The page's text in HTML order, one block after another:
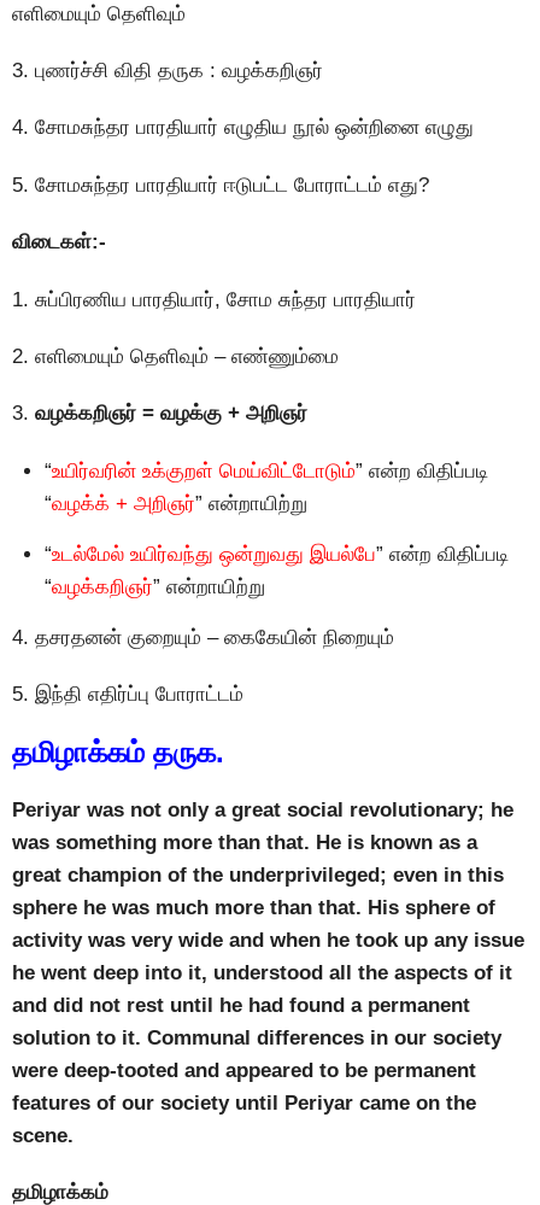
எளிமையும் தெளிவும்
3. புணர்ச்சி விதி தருக : வழக்கறிஞர்
4. சோமசுந்தர பாரதியார் எழுதிய நூல் ஒன்றினை எழுது
5. சோமசுந்தர பாரதியார் ஈடுபட்ட போராட்டம் எது?
விடைகள்:-
1. சுப்பிரணிய பாரதியார், சோம சுந்தர பாரதியார்
2. எளிமையும் தெளிவும் – எண்ணும்மை
3. வழக்கறிஞர் = வழக்கு + அறிஞர்
“உயிர்வரின் உக்குறள் மெய்விட்டோடும்” என்ற விதிப்படி
“வழக்க் + அறிஞர்” என்றாயிற்று
“உடல்மேல் உயிர்வந்து ஒன்றுவது இயல்பே” என்ற விதிப்படி
“வழக்கறிஞர்” என்றாயிற்று
4. தசரதனன் குறையும் – கைகேயின் நிறையும்
5. இந்தி எதிர்ப்பு போராட்டம்
தமிழாக்கம் தருக.
Periyar was not only a great social revolutionary; he
was something more than that. He is known as a
great champion of the underprivileged; even in this
sphere he was much more than that. His sphere of
activity was very wide and when he took up any issue
he went deep into it, understood all the aspects of it
and did not rest until he had found a permanent
solution to it. Communal differences in our society
were deep-tooted and appeared to be permanent
features of our society until Periyar came on the
scene.
தமிழாக்கம்